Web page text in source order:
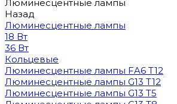
Люминесцентные лампы
Назад
Люминесцентные лампы
18 Вт
36 Вт
Кольцевые
Люминесцентные лампы FA6 T12
Люминесцентные лампы G13 T12
Люминесцентные лампы G13 T5